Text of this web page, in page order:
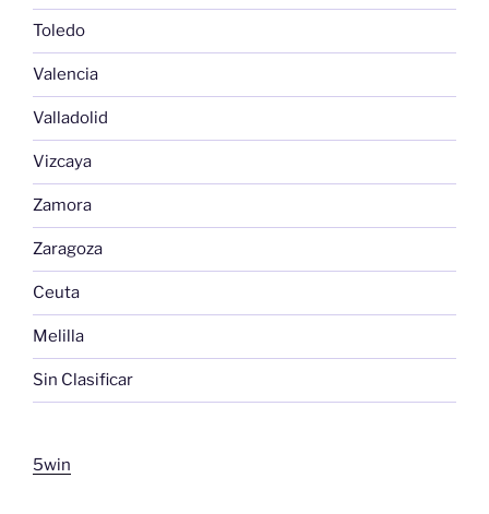
Toledo
Valencia
Valladolid
Vizcaya
Zamora
Zaragoza
Ceuta
Melilla
Sin Clasificar
5win